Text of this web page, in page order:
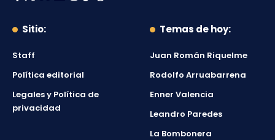
Sitio:
Staff
Política editorial
Legales y Política de
privacidad
Temas de hoy:
Juan Román Riquelme
Rodolfo Arruabarrena
Enner Valencia
Leandro Paredes
La Bombonera